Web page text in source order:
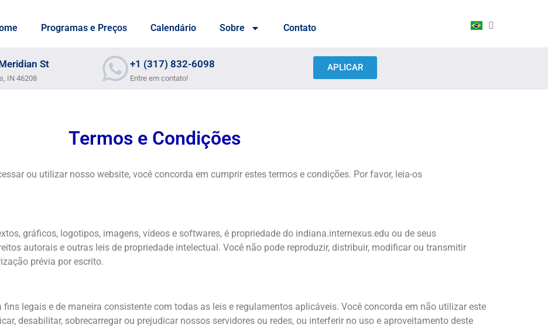
Programas e Preços Calendário Sobre Contato
St
IN 46208
+1 (317) 832-6098
Entre em contato!
APLICAR
Termos e Condições
ou utilizar nosso website, você concorda em cumprir estes termos e condições. Por favor, leia-os
gráficos, logotipos, imagens, vídeos e softwares, é propriedade do indiana.internexus.edu ou de seus
autorais e outras leis de propriedade intelectual. Você não pode reproduzir, distribuir, modificar ou transmitir
prévia por escrito.
legais e de maneira consistente com todas as leis e regulamentos aplicáveis. Você concorda em não utilizar este
desabilitar, sobrecarregar ou prejudicar nossos servidores ou redes, ou interferir no uso e aproveitamento deste